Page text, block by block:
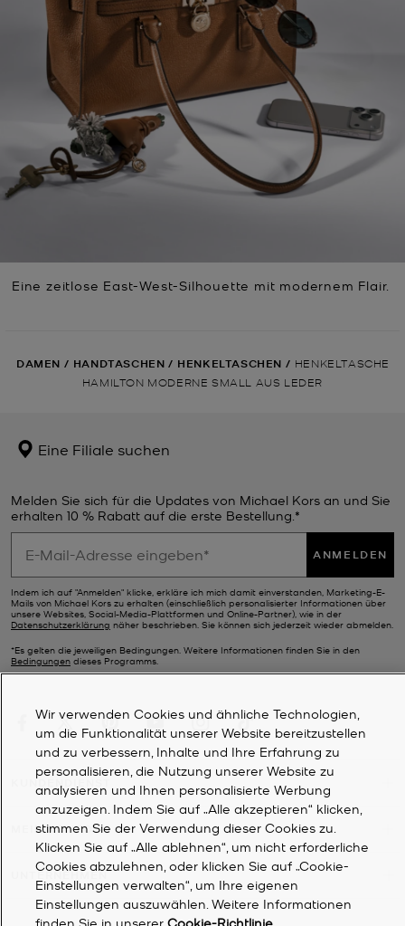
Eine zeitlose East-West-Silhouette mit modernem Flair.
DAMEN / HANDTASCHEN / HENKELTASCHEN / HENKELTASCHE
HAMILTON MODERNE SMALL AUS LEDER
Eine Filiale suchen
Melden Sie sich für die Updates von Michael Kors an und Sie
erhalten 10 % Rabatt auf die erste Bestellung.*
ANMELDEN
Indem ich auf "Anmelden" klicke, erkläre ich mich damit einverstanden, Marketing-E-
Mails von Michael Kors zu erhalten (einschließlich personalisierter Informationen über
unsere Websites, Social-Media-Plattformen und Online-Partner), wie in der
Datenschutzerklärung näher beschrieben. Sie können sich jederzeit wieder abmelden.
*Es gelten die jeweiligen Bedingungen. Weitere Informationen finden Sie in den
Bedingungen dieses Programms.
KUNDENDIENST
MEIN KONTO
UNTERNEHMEN
Wir verwenden Cookies und ähnliche Technologien,
um die Funktionalität unserer Website bereitzustellen
und zu verbessern, Inhalte und Ihre Erfahrung zu
personalisieren, die Nutzung unserer Website zu
analysieren und Ihnen personalisierte Werbung
anzuzeigen. Indem Sie auf „Alle akzeptieren“ klicken,
stimmen Sie der Verwendung dieser Cookies zu.
Klicken Sie auf „Alle ablehnen“, um nicht erforderliche
Cookies abzulehnen, oder klicken Sie auf „Cookie-
Einstellungen verwalten“, um Ihre eigenen
Einstellungen auszuwählen. Weitere Informationen
finden Sie in unserer Cookie-Richtlinie.